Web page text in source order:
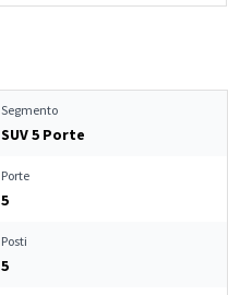
Segmento
SUV 5 Porte
Porte
5
Posti
5